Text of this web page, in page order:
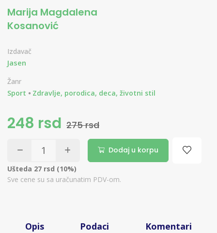
Marija Magdalena
Kosanović
Izdavač
Jasen
Žanr
Sport
Zdravlje, porodica, deca, životni stil
248 rsd 275 rsd
Dodaj u korpu
Ušteda 27 rsd (10%)
Sve cene su sa uračunatim PDV-om.
Opis Podaci Komentari